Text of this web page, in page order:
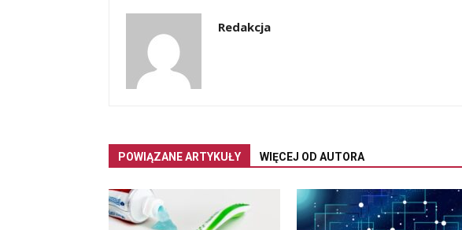
Redakcja
POWIĄZANE ARTYKUŁY WIĘCEJ OD AUTORA